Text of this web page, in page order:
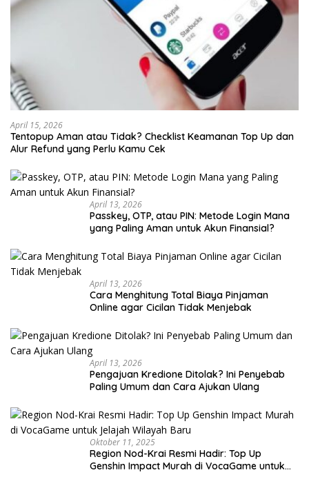
April 15, 2026
Tentopup Aman atau Tidak? Checklist Keamanan Top Up dan
Alur Refund yang Perlu Kamu Cek
April 13, 2026
Passkey, OTP, atau PIN: Metode Login Mana
yang Paling Aman untuk Akun Finansial?
April 13, 2026
Cara Menghitung Total Biaya Pinjaman
Online agar Cicilan Tidak Menjebak
April 13, 2026
Pengajuan Kredione Ditolak? Ini Penyebab
Paling Umum dan Cara Ajukan Ulang
Oktober 11, 2025
Region Nod-Krai Resmi Hadir: Top Up
Genshin Impact Murah di VocaGame untuk